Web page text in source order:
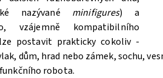
osobních údajů.
nazývané minifigures) a
vzájemně kompatibilního
postavit prakticky cokoliv -
dům, hrad nebo zámek, sochu,
robota.